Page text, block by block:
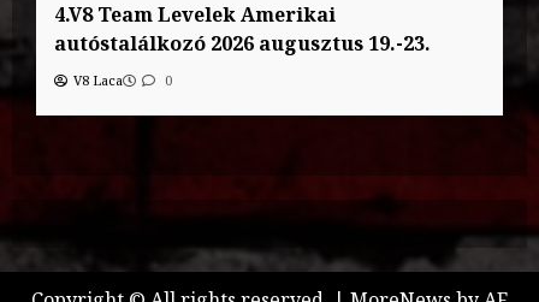
4.V8 Team Levelek Amerikai
autóstalálkozó 2026 augusztus 19.-23.
V8 Laca 0